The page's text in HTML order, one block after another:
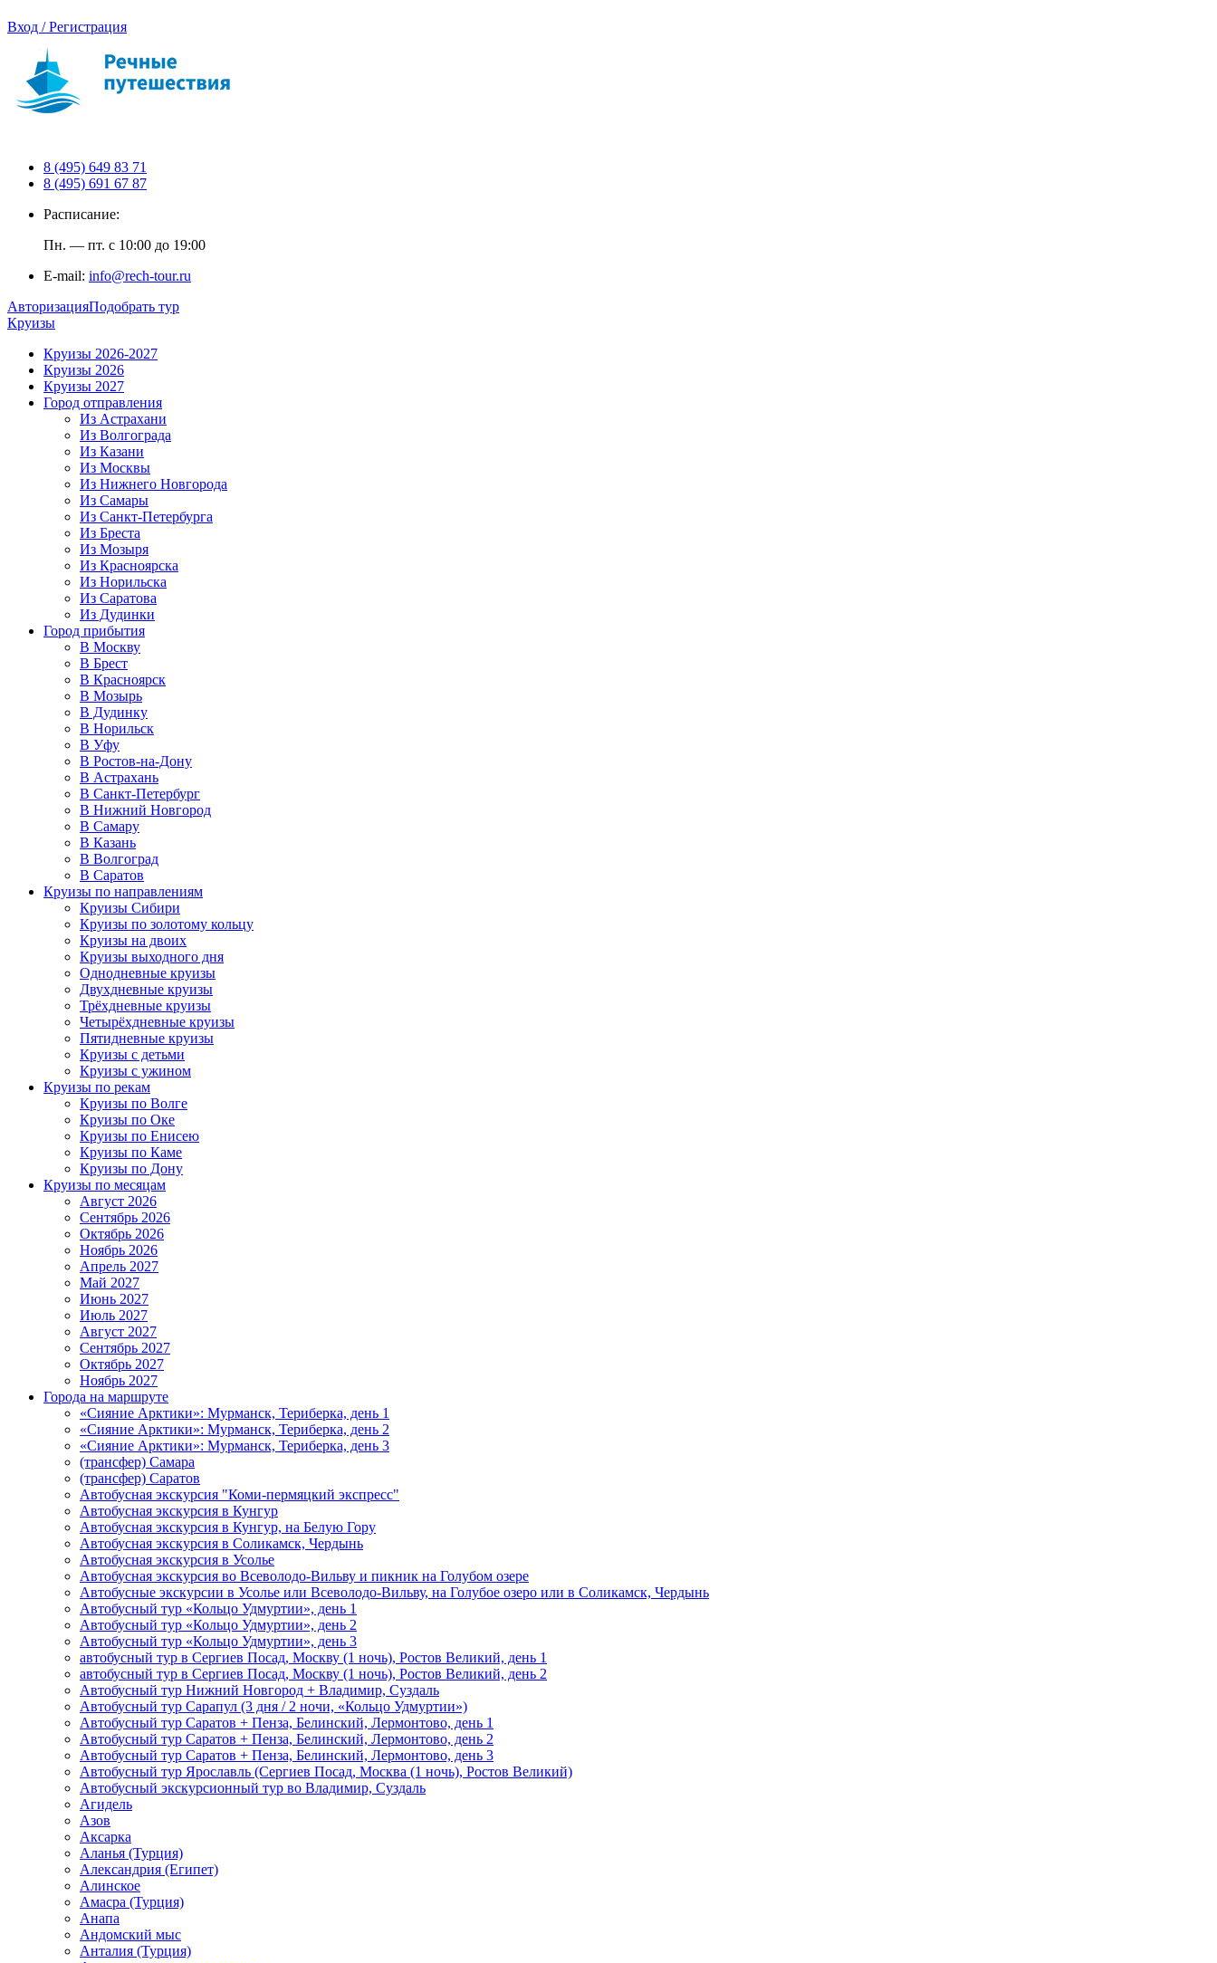
Вход / Регистрация
8 (495) 649 83 71
8 (495) 691 67 87
Расписание:
Пн. — пт. с 10:00 до 19:00
E-mail: info@rech-tour.ru
АвторизацияПодобрать тур
Круизы
Круизы 2026-2027
Круизы 2026
Круизы 2027
Город отправления
Из Астрахани
Из Волгограда
Из Казани
Из Москвы
Из Нижнего Новгорода
Из Самары
Из Санкт-Петербурга
Из Бреста
Из Мозыря
Из Красноярска
Из Норильска
Из Саратова
Из Дудинки
Город прибытия
В Москву
В Брест
В Красноярск
В Мозырь
В Дудинку
В Норильск
В Уфу
В Ростов-на-Дону
В Астрахань
В Санкт-Петербург
В Нижний Новгород
В Самару
В Казань
В Волгоград
В Саратов
Круизы по направлениям
Круизы Сибири
Круизы по золотому кольцу
Круизы на двоих
Круизы выходного дня
Однодневные круизы
Двухдневные круизы
Трёхдневные круизы
Четырёхдневные круизы
Пятидневные круизы
Круизы с детьми
Круизы с ужином
Круизы по рекам
Круизы по Волге
Круизы по Оке
Круизы по Енисею
Круизы по Каме
Круизы по Дону
Круизы по месяцам
Август 2026
Сентябрь 2026
Октябрь 2026
Ноябрь 2026
Апрель 2027
Май 2027
Июнь 2027
Июль 2027
Август 2027
Сентябрь 2027
Октябрь 2027
Ноябрь 2027
Города на маршруте
«Сияние Арктики»: Мурманск, Териберка, день 1
«Сияние Арктики»: Мурманск, Териберка, день 2
«Сияние Арктики»: Мурманск, Териберка, день 3
(трансфер) Самара
(трансфер) Саратов
Автобусная экскурсия "Коми-пермяцкий экспресс"
Автобусная экскурсия в Кунгур
Автобусная экскурсия в Кунгур, на Белую Гору
Автобусная экскурсия в Соликамск, Чердынь
Автобусная экскурсия в Усолье
Автобусная экскурсия во Всеволодо-Вильву и пикник на Голубом озере
Автобусные экскурсии в Усолье или Всеволодо-Вильву, на Голубое озеро или в Соликамск, Чердынь
Автобусный тур «Кольцо Удмуртии», день 1
Автобусный тур «Кольцо Удмуртии», день 2
Автобусный тур «Кольцо Удмуртии», день 3
автобусный тур в Сергиев Посад, Москву (1 ночь), Ростов Великий, день 1
автобусный тур в Сергиев Посад, Москву (1 ночь), Ростов Великий, день 2
Автобусный тур Нижний Новгород + Владимир, Суздаль
Автобусный тур Сарапул (3 дня / 2 ночи, «Кольцо Удмуртии»)
Автобусный тур Саратов + Пенза, Белинский, Лермонтово, день 1
Автобусный тур Саратов + Пенза, Белинский, Лермонтово, день 2
Автобусный тур Саратов + Пенза, Белинский, Лермонтово, день 3
Автобусный тур Ярославль (Сергиев Посад, Москва (1 ночь), Ростов Великий)
Автобусный экскурсионный тур во Владимир, Суздаль
Агидель
Азов
Аксарка
Аланья (Турция)
Александрия (Египет)
Алинское
Амасра (Турция)
Анапа
Андомский мыс
Анталия (Турция)